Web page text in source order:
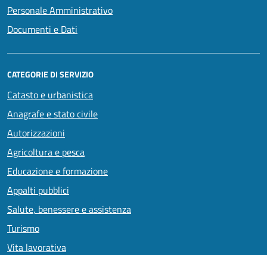
Personale Amministrativo
Documenti e Dati
CATEGORIE DI SERVIZIO
Catasto e urbanistica
Anagrafe e stato civile
Autorizzazioni
Agricoltura e pesca
Educazione e formazione
Appalti pubblici
Salute, benessere e assistenza
Turismo
Vita lavorativa